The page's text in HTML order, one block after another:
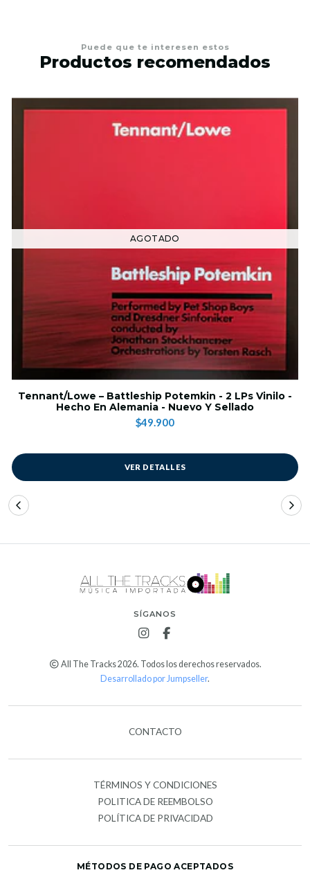
Puede que te interesen estos
Productos recomendados
AGOTADO
Tennant/Lowe – Battleship Potemkin - 2 LPs Vinilo -
Hecho En Alemania - Nuevo Y Sellado
$49.900
VER DETALLES
SÍGANOS
All The Tracks 2026. Todos los derechos reservados.
Desarrollado por Jumpseller.
CONTACTO
TÉRMINOS Y CONDICIONES
POLITICA DE REEMBOLSO
POLÍTICA DE PRIVACIDAD
MÉTODOS DE PAGO ACEPTADOS